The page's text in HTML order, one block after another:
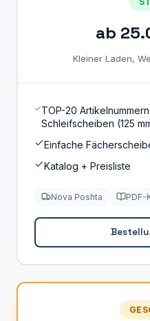
ab
Kleiner Laden,
TOP-20
Schleifscheiben (125
Einfache
Katalog + Preisliste
Nova Poshta PDF-